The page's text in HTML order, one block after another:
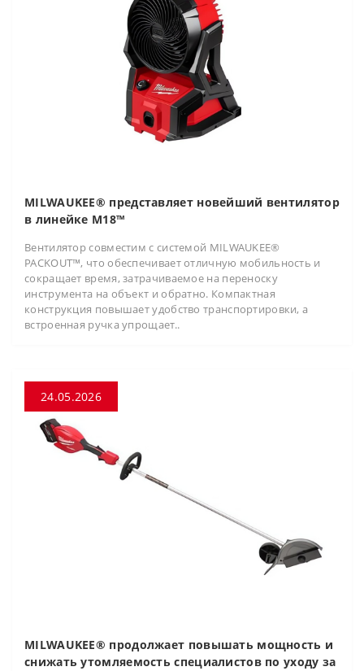
MILWAUKEE® представляет новейший вентилятор
в линейке M18™
Вентилятор совместим с системой MILWAUKEE®
PACKOUT™, что обеспечивает отличную мобильность и
сокращает время, затрачиваемое на переноску
инструмента на объект и обратно. Компактная
конструкция повышает удобство транспортировки, а
встроенная ручка упрощает..
24.05.2026
MILWAUKEE® продолжает повышать мощность и
снижать утомляемость специалистов по уходу за